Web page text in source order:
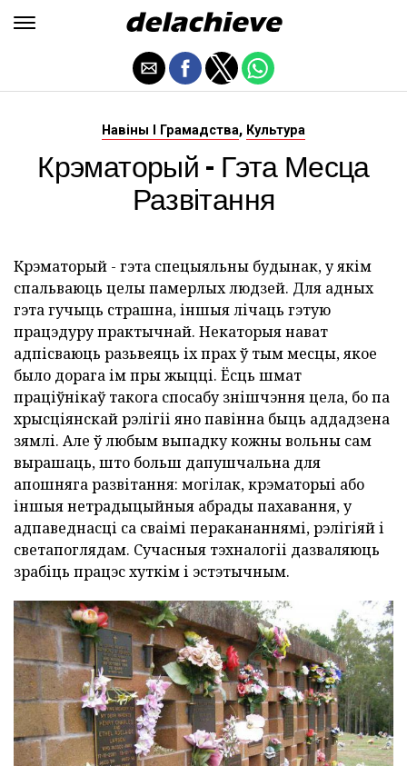
Навіны І Грамадства, Культура
Крэматорый - Гэта Месца
Развітання
Крэматорый - гэта спецыяльны будынак, у якім
спальваюць целы памерлых людзей. Для адных
гэта гучыць страшна, іншыя лічаць гэтую
працэдуру практычнай. Некаторыя нават
адпісваюць разьвеяць іх прах ў тым месцы, якое
было дорага ім пры жыцці. Ёсць шмат
праціўнікаў такога спосабу знішчэння цела, бо па
хрысціянскай рэлігіі яно павінна быць аддадзена
зямлі. Але ў любым выпадку кожны вольны сам
вырашаць, што больш дапушчальна для
апошняга развітання: могілак, крэматорыі або
іншыя нетрадыцыйныя абрады пахавання, у
адпаведнасці са сваімі перакананнямі, рэлігіяй і
светапоглядам. Сучасныя тэхналогіі дазваляюць
зрабіць працэс хуткім і эстэтычным.